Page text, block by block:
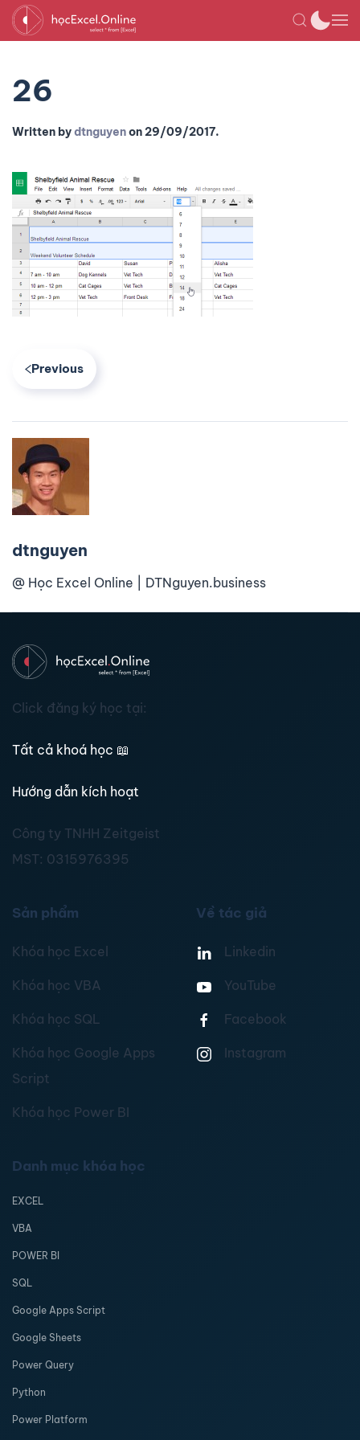
26
Written bydtnguyenon29/09/2017.
Previous
dtnguyen
@ Học Excel Online | DTNguyen.business
Click đăng ký học tại:
Tất cả khoá học 📖
Hướng dẫn kích hoạt
Công ty TNHH Zeitgeist
MST: 0315976395
Sản phẩm
Khóa học Excel
Khóa học VBA
Khóa học SQL
Khóa học Google Apps
Script
Khóa học Power BI
Về tác giả
Linkedin
YouTube
Facebook
Instagram
Danh mục khóa học
EXCEL
VBA
POWER BI
SQL
Google Apps Script
Google Sheets
Power Query
Python
Power Platform